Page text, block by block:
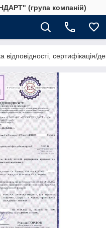
(група компаній)
відповідності, сертифікація/